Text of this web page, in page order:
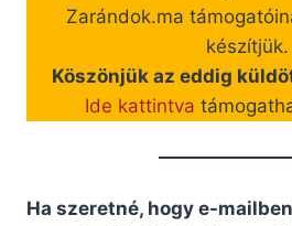
Zarándok.ma
készítjük.
Köszönjük az eddig
Ide kattintva
Ha szeretné, hogy e-